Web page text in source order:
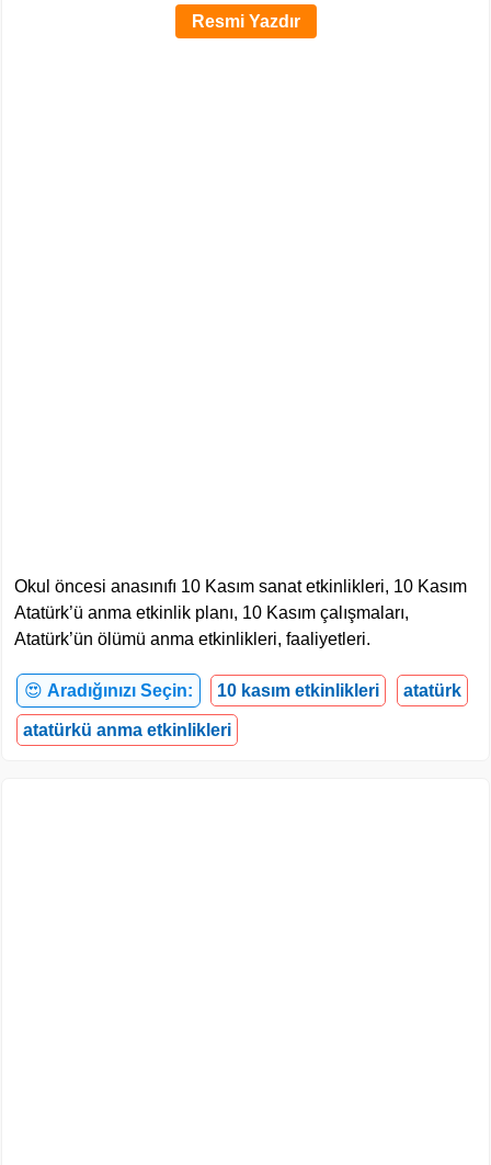
Resmi Yazdır
Okul öncesi anasınıfı 10 Kasım sanat etkinlikleri, 10 Kasım
Atatürk’ü anma etkinlik planı, 10 Kasım çalışmaları,
Atatürk’ün ölümü anma etkinlikleri, faaliyetleri.
😍 Aradığınızı Seçin: 10 kasım etkinlikleri atatürk
atatürkü anma etkinlikleri